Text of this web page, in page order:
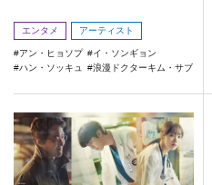
エンタメ アーティスト
アン・ヒョソプ
イ・ソンギョン
ハン・ソッキュ
浪漫ドクターキム・サブ